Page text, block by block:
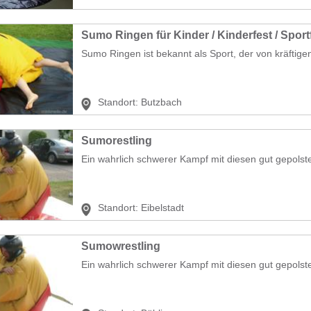
Sumo Ringen für Kinder / Kinderfest /
Sumo Ringen ist bekannt als Sport, der von
Standort: Butzbach
Sumorestling
Ein wahrlich schwerer Kampf mit diesen gut
Standort: Eibelstadt
Sumowrestling
Ein wahrlich schwerer Kampf mit diesen gut